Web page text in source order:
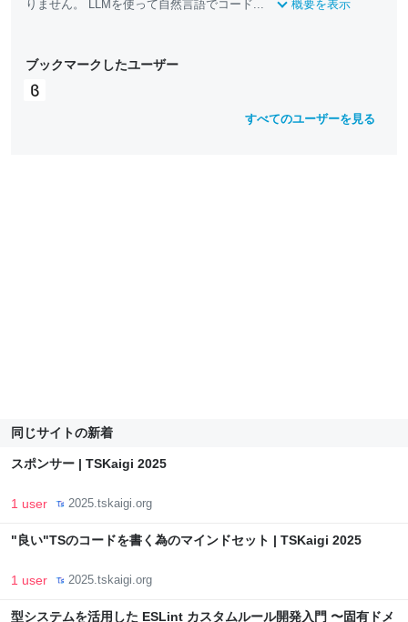
りません。 LLMを使って自然言語でコード...
概要を表示
ブックマークしたユーザー
すべてのユーザーを見る
同じサイトの新着
スポンサー | TSKaigi 2025
1 user 2025.tskaigi.org
"良い"TSのコードを書く為のマインドセット | TSKaigi 2025
1 user 2025.tskaigi.org
型システムを活用した ESLint カスタムルール開発入門 〜固有ドメ